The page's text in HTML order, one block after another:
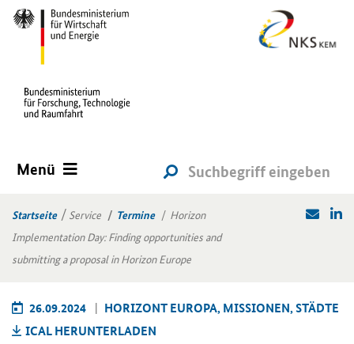
Menü
Startseite Service Termine
Horizon
Implementation Day: Finding opportunities and
submitting a proposal in Horizon Europe
26.09.2024
HO­RI­ZONT EU­RO­PA, MIS­SIO­NEN, STÄD­TE
ICAL HER­UN­TER­LA­DEN